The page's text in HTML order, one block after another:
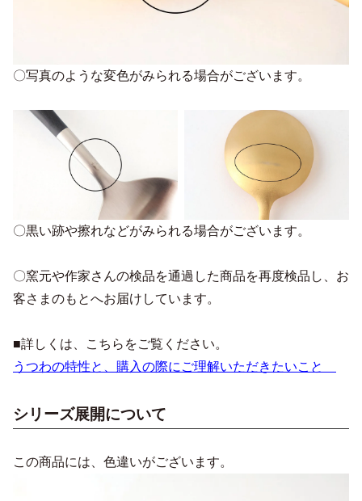
〇写真のような変色がみられる場合がございます。
〇黒い跡や擦れなどがみられる場合がございます。
〇窯元や作家さんの検品を通過した商品を再度検品し、お
客さまのもとへお届けしています。
■詳しくは、こちらをご覧ください。
うつわの特性と、購入の際にご理解いただきたいこと
シリーズ展開について
この商品には、色違いがございます。